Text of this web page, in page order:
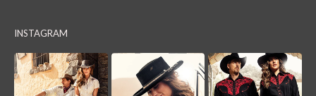
INSTAGRAM